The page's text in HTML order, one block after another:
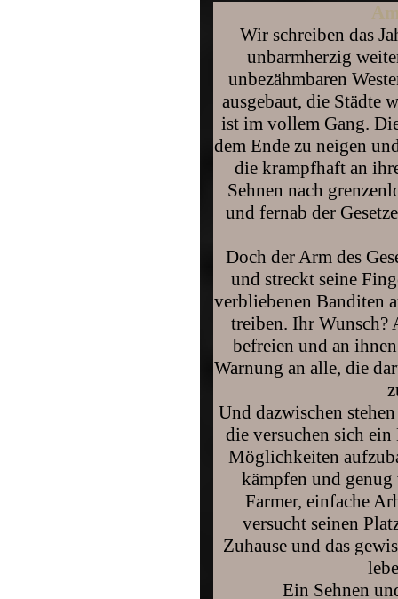
Wir schreiben das
unbarmherzig
unbezähmbaren
ausgebaut, die Städte
ist im vollem Gang.
dem Ende zu neigen
die krampfhaft an
Sehnen nach
und fernab der
Doch der Arm des
und streckt seine
verbliebenen Banditen
treiben. Ihr Wunsch?
befreien und an
Warnung an alle, die
Und dazwischen
die versuchen sich
Möglichkeiten
kämpfen und
Farmer, einfache
versucht seinen
Zuhause und das
Ein Sehnen